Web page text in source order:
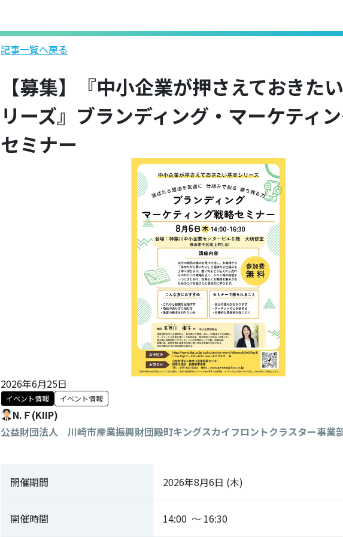
記事一覧へ戻る
【募集】『中小企業が押さえておきた
リーズ』ブランディング・マーケティ
セミナー
2026年6月25日
イベント情報 イベント情報
N.Ｆ(KIIP)
公益財団法人 川崎市産業振興財団殿町キングスカイフロントクラスター事業
開催期間 2026年8月6日 (木)
開催時間 14:00 ～ 16:30